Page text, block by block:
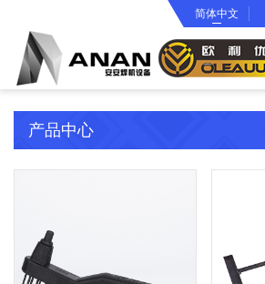
关于我们
公司简介
企业文化
合作伙伴
产品中心
逆变焊机工具箱
面罩系列
渣锤系列
电焊钳系列
欧利优产品
智能冷却水箱
简体中文
产品中心